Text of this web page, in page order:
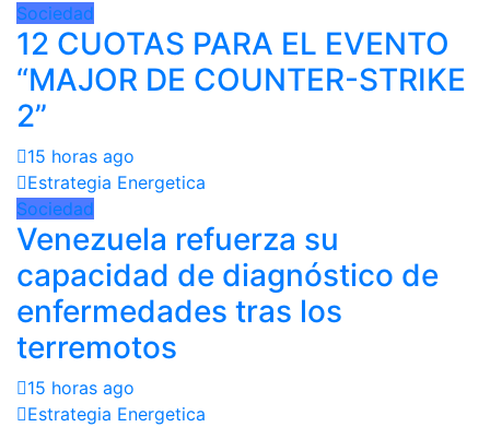
Sociedad
12 CUOTAS PARA EL EVENTO
“MAJOR DE COUNTER-STRIKE
2”
15 horas ago
Estrategia Energetica
Sociedad
Venezuela refuerza su
capacidad de diagnóstico de
enfermedades tras los
terremotos
15 horas ago
Estrategia Energetica